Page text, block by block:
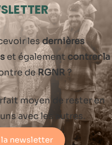
lesdernières
et également contrer la
deRGNR?
moyen de rester en
avec les autres.
newsletter